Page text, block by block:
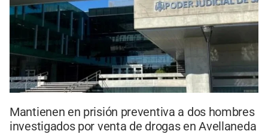
Mantienen en prisión preventiva a dos hombres
investigados por venta de drogas en Avellaneda